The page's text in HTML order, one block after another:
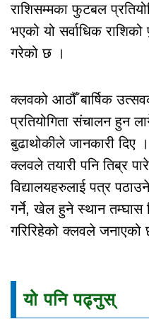
राशिसम्मका फुटबल
भएको यो सर्वाधिक
गरेको छ ।
क्लवको आठौँ बार्षिक
प्रतियोगिता संचालन हुन
बुढाथोकीले जानकारी दिए ।
क्लवले तयारी पनि तिब्र
विद्यालयहरुलाई पत्र
गर्ने, खेल हुने स्थान तम्घास
गरिरिहेको क्लवले जनाएको
यो पनि पढ्नुस्